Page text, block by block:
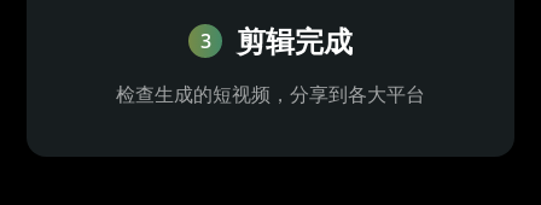
3 剪辑完成
检查生成的短视频，分享到各大平台